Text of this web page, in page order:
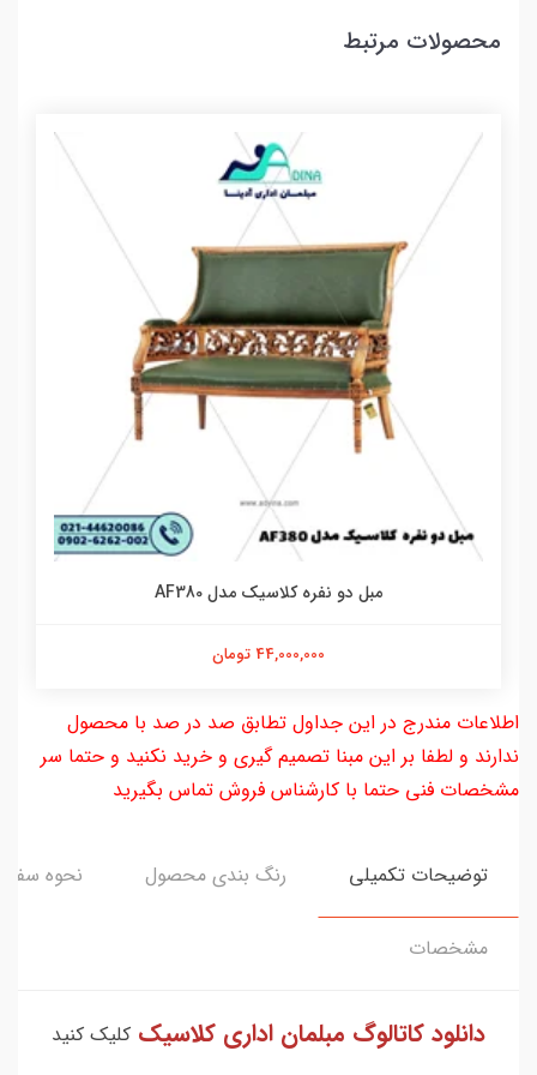
محصولات مرتبط
مبل دو نفره کلاسیک مدل AF380
44,000,000 تومان
اطلاعات مندرج در این جداول تطابق صد در صد با محصول
ندارند و لطفا بر این مبنا تصمیم گیری و خرید نکنید و حتما سر
مشخصات فنی حتما با کارشناس فروش تماس بگیرید
توضیحات تکمیلی رنگ بندی محصول نحوه
مشخصات
دانلود کاتالوگ مبلمان اداری کلاسیک کلیک کنید